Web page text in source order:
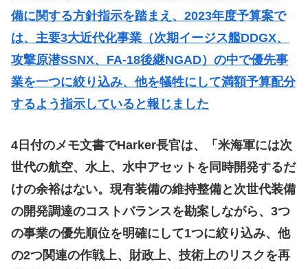
備に関する方針指示を踏まえ、2023年度予算案で
は、主要3大近代化事業（次期イージス艦DDGX、
攻撃原潜SSNX、FA-18後継NGAD）の中で優先事
業を一つに絞り込み、他を犠牲にして満額予算配分
するよう指示していると報じました
4日付のメモ文書でHarker長官は、「米海軍には次
世代の航空、水上、水中アセットを同時開発するだ
けの余裕はない。現有装備の維持整備と次世代装備
の開発調達のコストバランスを勘案しながら、3つ
の事業の優先順位を明確にして1つに絞り込み、他
の2つ関連の作戦上、財政上、技術上のリスクを再